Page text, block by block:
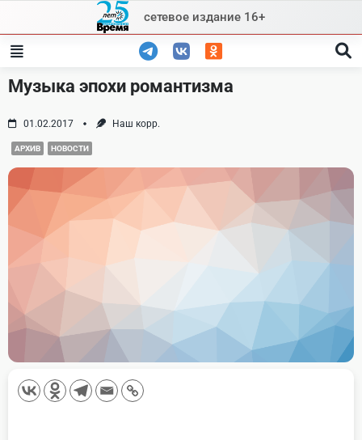
content
сетевое издание 16+
Музыка эпохи романтизма
01.02.2017 Наш корр.
АРХИВ НОВОСТИ